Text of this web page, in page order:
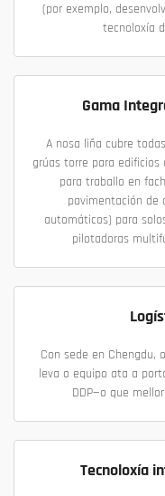
(por exemplo,
tecnoloxía
Gama
A nosa liña cubre
grúas torre para
para traballo en
pavimentación de
automáticos) para
pilotadoras
Con sede en Chengdu,
leva o equipo ata a
DDP—o que
Tecnoloxía